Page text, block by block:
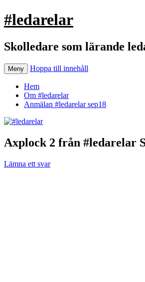
#ledarelar
Skolledare som lärande
Meny Hoppa till innehåll
Hem
Om #ledarelar
Anmälan #ledarelar sep18
Axplock 2 från #ledarelar
Lämna ett svar